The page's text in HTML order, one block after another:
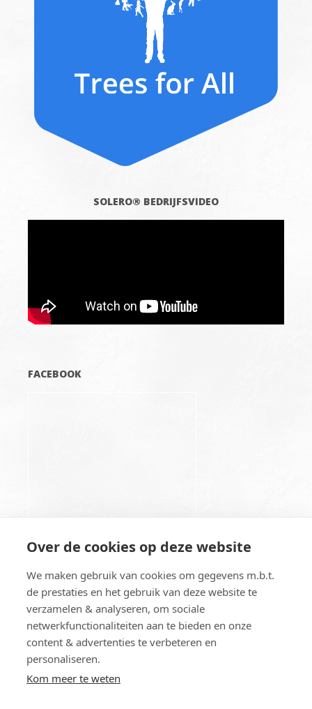
SOLERO® BEDRIJFSVIDEO
FACEBOOK
Copyright © - All Rights Reserved
Algemene voorwaarden
Retourbeleid
Over de cookies op deze website
We maken gebruik van cookies om gegevens m.b.t.
de prestaties en het gebruik van deze website te
verzamelen & analyseren, om sociale
netwerkfunctionaliteiten aan te bieden en onze
content & advertenties te verbeteren en
personaliseren.
Kom meer te weten